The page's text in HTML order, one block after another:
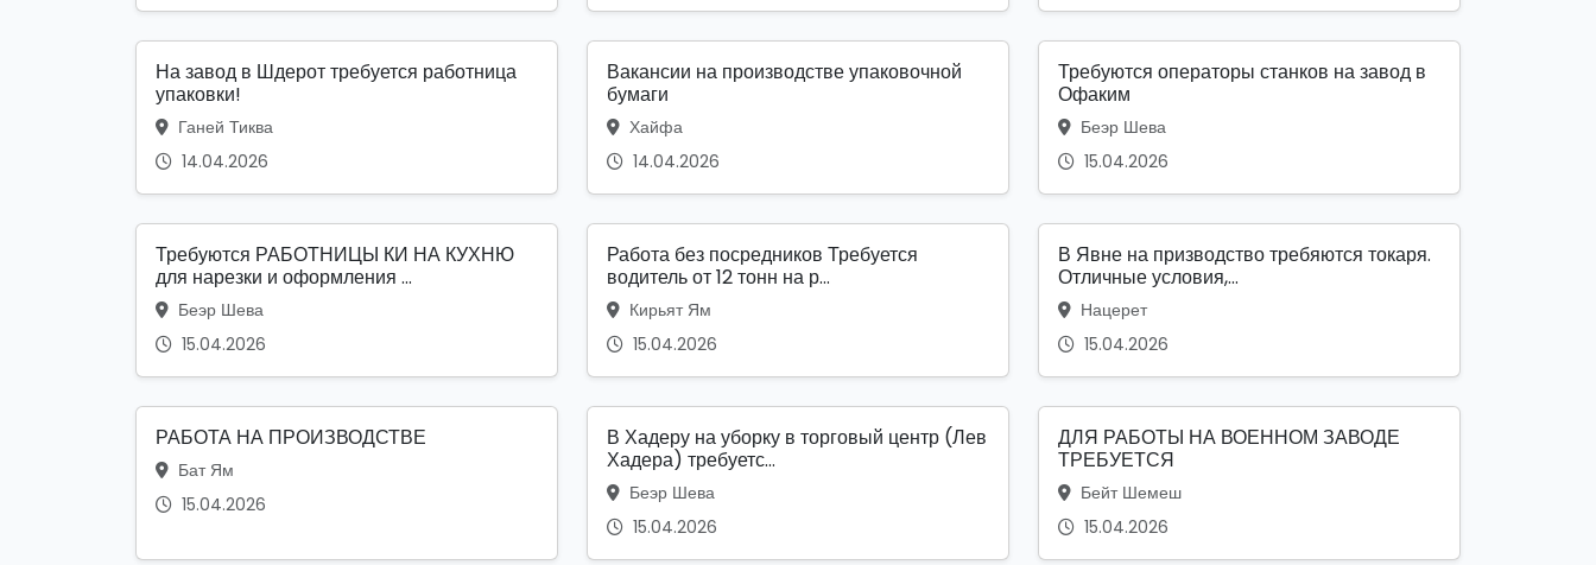
На завод в Шдерот требуется работница
упаковки!
Ганей Тиква
14.04.2026
Вакансии на производстве упаковочной
бумаги
Хайфа
14.04.2026
Требуются операторы станков на завод в
Офаким
Беэр Шева
15.04.2026
Требуются РАБОТНИЦЫ КИ НА КУХНЮ
для нарезки и оформления ...
Беэр Шева
15.04.2026
Работа без посредников Требуется
водитель от 12 тонн на р...
Кирьят Ям
15.04.2026
В Явне на призводство требяются токаря.
Отличные условия,...
Нацерет
15.04.2026
РАБОТА НА ПРОИЗВОДСТВЕ
Бат Ям
15.04.2026
В Хадеру на уборку в торговый центр (Лев
Хадера) требуетс...
Беэр Шева
15.04.2026
ДЛЯ РАБОТЫ НА ВОЕННОМ ЗАВОДЕ
ТРЕБУЕТСЯ
Бейт Шемеш
15.04.2026